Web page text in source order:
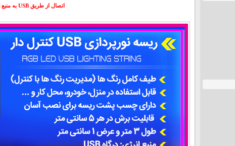
اتصال از طریق USB به منبع انرژی